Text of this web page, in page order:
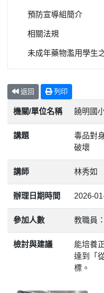
預防宣導組簡介
相關法規
未成年藥物濫用學生
返回 列印
機關/單位名稱 饒明國
講題
毒品對
破壞
講師 林秀如
辦理日期時間 2026-
參加人數 教職員
檢討與建議
能培養
達到「
標。